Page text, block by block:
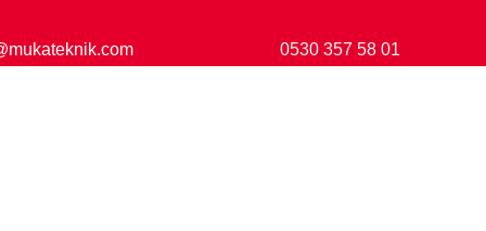
0530 357 58 01